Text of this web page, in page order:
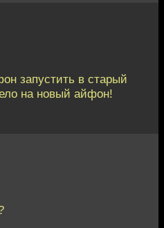
запустить в старый
на новый айфон!